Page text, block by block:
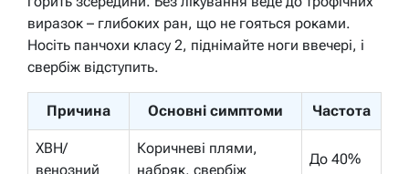
виразок – глибоких ран, що не гояться роками.
Носіть панчохи класу 2, піднімайте ноги ввечері, і
свербіж відступить.
Причина Основні симптоми Частота
ХВН/
венозний
Коричневі плями,
набряк, свербіж
До 40%